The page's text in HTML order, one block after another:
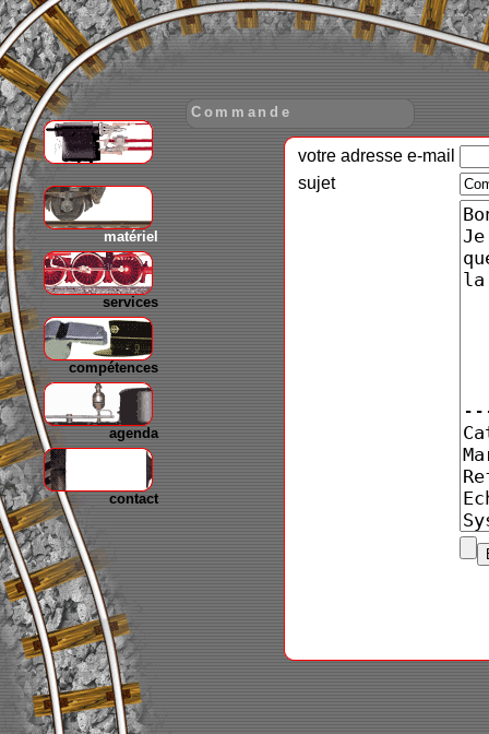
matériel
services
compétences
agenda
contact
Commande
votre adresse e-mail
sujet